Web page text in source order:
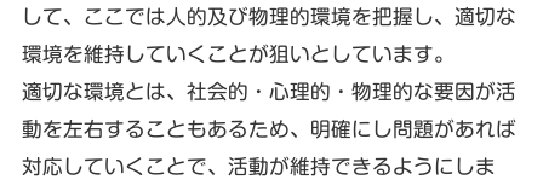
して、ここでは人的及び物理的環境を把握し、適切な
環境を維持していくことが狙いとしています。
適切な環境とは、社会的・心理的・物理的な要因が活
動を左右することもあるため、明確にし問題があれば
対応していくことで、活動が維持できるようにしま